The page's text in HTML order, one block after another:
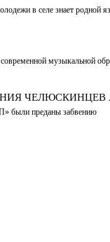
в селе знает родной
музыкальной
были преданы забвению